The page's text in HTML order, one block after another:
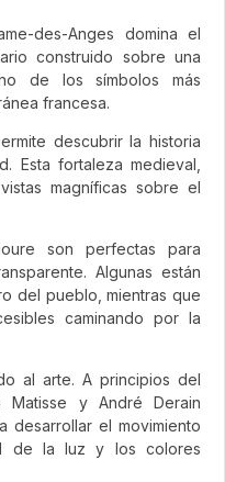
des-Anges domina el
construido sobre una
de los símbolos más
francesa.
descubrir la historia
Esta fortaleza medieval,
magníficas sobre el
son perfectas para
Algunas están
del pueblo, mientras que
caminando por la
al arte. A principios del
y André Derain
desarrollar el movimiento
de la luz y los colores